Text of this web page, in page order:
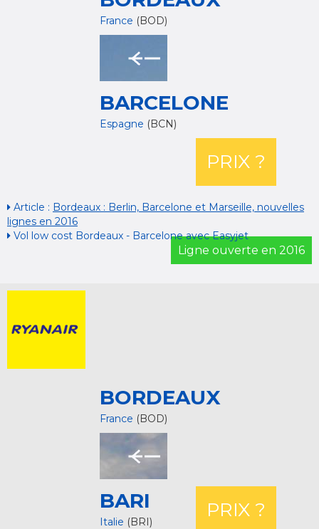
France (BOD)
BARCELONE
Espagne (BCN)
PRIX ?
Article : Bordeaux : Berlin, Barcelone et Marseille, nouvelles
lignes en 2016
Vol low cost Bordeaux - Barcelone avec Easyjet
Ligne ouverte en 2016
BORDEAUX
France (BOD)
BARI
Italie (BRI)
PRIX ?